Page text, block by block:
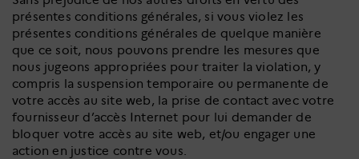
présentes conditions générales, si vous violez les
présentes conditions générales de quelque manière
que ce soit, nous pouvons prendre les mesures que
nous jugeons appropriées pour traiter la violation, y
compris la suspension temporaire ou permanente de
votre accès au site web, la prise de contact avec votre
fournisseur d’accès Internet pour lui demander de
bloquer votre accès au site web, et/ou engager une
action en justice contre vous.